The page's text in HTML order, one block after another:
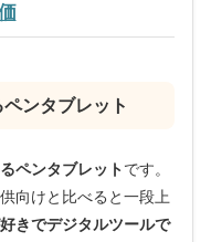
ンタブレット
ペンタブレット です。
向けと比べると一段上
きでデジタルツールで